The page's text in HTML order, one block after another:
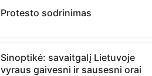
Protesto sodrinimas
Sinoptikė: savaitgalį Lietuvoje
vyraus gaivesni ir sausesni orai